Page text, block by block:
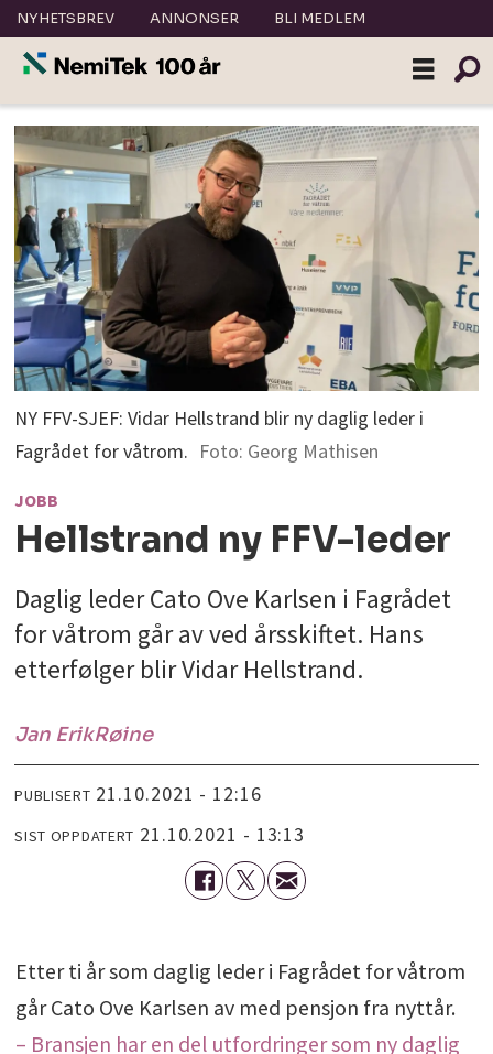
NYHETSBREV ANNONSER BLI MEDLEM
NY FFV-SJEF: Vidar Hellstrand blir ny daglig leder i
Fagrådet for våtrom. Foto: Georg Mathisen
JOBB
Hellstrand ny FFV-leder
Daglig leder Cato Ove Karlsen i Fagrådet
for våtrom går av ved årsskiftet. Hans
etterfølger blir Vidar Hellstrand.
Jan ErikRøine
PUBLISERT 21.10.2021 - 12:16
SIST OPPDATERT 21.10.2021 - 13:13
Etter ti år som daglig leder i Fagrådet for våtrom
går Cato Ove Karlsen av med pensjon fra nyttår.
– Bransjen har en del utfordringer som ny daglig